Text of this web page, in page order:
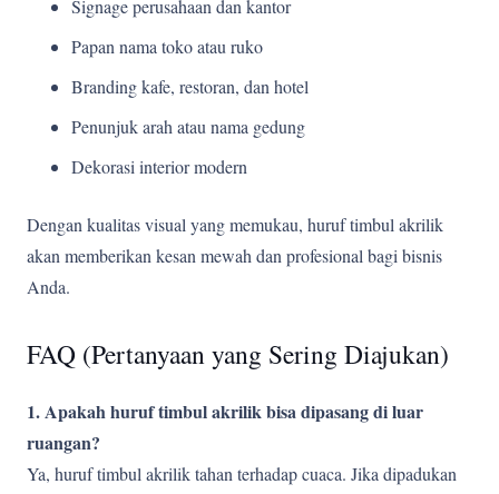
Signage perusahaan dan kantor
Papan nama toko atau ruko
Branding kafe, restoran, dan hotel
Penunjuk arah atau nama gedung
Dekorasi interior modern
Dengan kualitas visual yang memukau, huruf timbul akrilik
akan memberikan kesan mewah dan profesional bagi bisnis
Anda.
FAQ (Pertanyaan yang Sering Diajukan)
1. Apakah huruf timbul akrilik bisa dipasang di luar
ruangan?
Ya, huruf timbul akrilik tahan terhadap cuaca. Jika dipadukan